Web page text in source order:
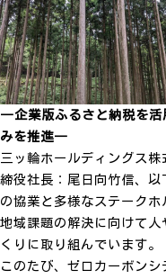
―企業版ふるさと納税を活
みを推進―
三ッ輪ホールディングス
締役社長：尾日向竹信、
の協業と多様なステークホ
地域課題の解決に向けて
くりに取り組んでいます。
このたび、ゼロカーボン